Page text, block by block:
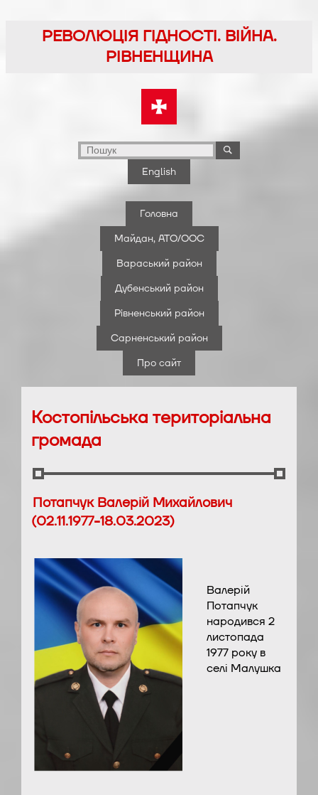
РЕВОЛЮЦІЯ ГІДНОСТІ. ВІЙНА.
РІВНЕНЩИНА
English
Головна
Майдан, АТО/ООС
Вараський район
Дубенський район
Рівненський район
Сарненський район
Про сайт
Костопільська територіальна
громада
Потапчук Валерій Михайлович
(02.11.1977-18.03.2023)
Валерій
Потапчук
народився 2
листопада
1977 року в
селі Малушка